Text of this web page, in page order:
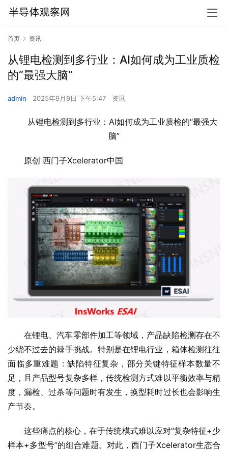
首页 资讯
从锂电检测到多行业：AI如何成为工业质检
的“最强大脑”
admin 2025年9月9日 下午5:47 资讯
从锂电检测到多行业：AI如何成为工业质检的“最强大
脑”
原创 西门子Xcelerator中国
在锂电、汽车零部件加工等领域，产品缺陷检测存在不
少绕不过去的棘手挑战。特别是在锂电行业，箱体检测往往
面临多重难题：缺陷特征复杂，部分关键特征样本数量不
足，且产品型号复杂多样，传统检测方式难以平衡效率与精
度，漏检、过杀等问题时有发生，换型耗时过长也会影响生
产节奏。
这些痛点的核心，在于传统模式难以应对“复杂特征+少
样本+多型号”的组合难题。对此，西门子Xcelerator生态合